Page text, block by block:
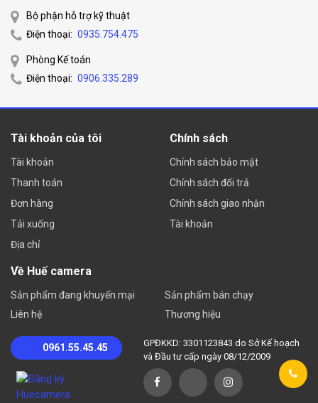
Bộ phận hỗ trợ kỹ thuật
Điện thoại: 0935.754.475
Phòng Kế toán
Điện thoại: 0906.335.289
Tài khoản của tôi
Tài khoản
Thanh toán
Đơn hàng
Tải xuống
Địa chỉ
Chính sách
Chính sách bảo mật
Chính sách đổi trả
Chính sách giao nhận
Tài khoản
Về Huế camera
Sản phẩm đang khuyến mại
Liên hệ
Sản phẩm bán chạy
Thương hiệu
0961.55.45.45
GPĐKKD: 3301123843 do Sở Kế hoạch
và Đầu tư cấp ngày 08/12/2009